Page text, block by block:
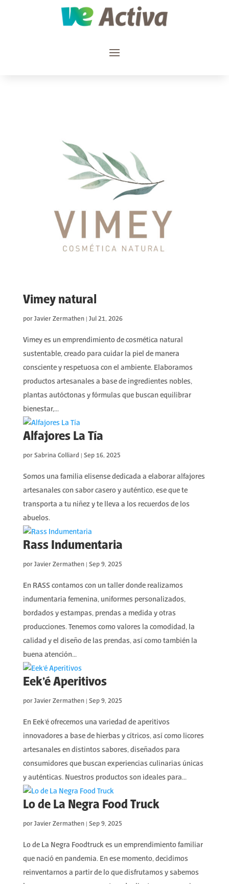
Vimey natural
por Javier Zermathen| Jul 21, 2026
Vimey es un emprendimiento de cosmética natural
sustentable, creado para cuidar la piel de manera
consciente y respetuosa con el ambiente. Elaboramos
productos artesanales a base de ingredientes nobles,
plantas autóctonas y fórmulas que buscan equilibrar
bienestar,...
Alfajores La Tía
por Sabrina Colliard | Sep 16, 2025
Somos una familia elisense dedicada a elaborar alfajores
artesanales con sabor casero y auténtico, ese que te
transporta a tu niñez y te lleva a los recuerdos de los
abuelos.
Rass Indumentaria
por Javier Zermathen| Sep 9, 2025
En RASS contamos con un taller donde realizamos
indumentaria femenina, uniformes personalizados,
bordados y estampas, prendas a medida y otras
producciones. Tenemos como valores la comodidad, la
calidad y el diseño de las prendas, así como también la
buena atención...
Eek’é Aperitivos
por Javier Zermathen| Sep 9, 2025
En Eek’é ofrecemos una variedad de aperitivos
innovadores a base de hierbas y cítricos, así como licores
artesanales en distintos sabores, diseñados para
consumidores que buscan experiencias culinarias únicas
y auténticas. Nuestros productos son ideales para...
Lo de La Negra Food Truck
por Javier Zermathen| Sep 9, 2025
Lo de La Negra Foodtruck es un emprendimiento familiar
que nació en pandemia. En ese momento, decidimos
reinventarnos a partir de lo que disfrutamos y sabemos